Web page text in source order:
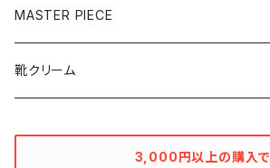
120mL
100mL
500mL
MASTER PIECE
クリーナー
靴クリーム
3,000円以上の購入で